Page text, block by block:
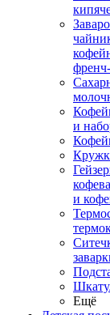
и
и
Ещё